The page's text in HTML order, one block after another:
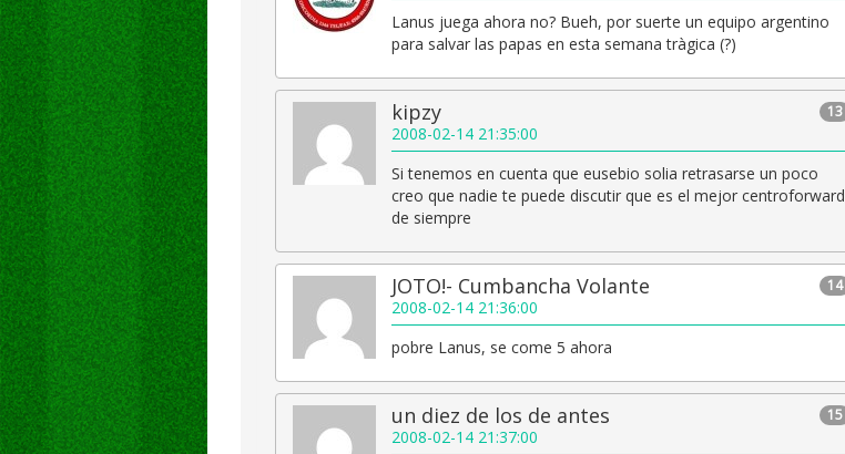
Lanus juega ahora no? Bueh, por suerte un equipo argentino
para salvar las papas en esta semana tràgica (?)
13
kipzy
2008-02-14 21:35:00
Si tenemos en cuenta que eusebio solia retrasarse un poco
creo que nadie te puede discutir que es el mejor centroforward
de siempre
14
JOTO!- Cumbancha Volante
2008-02-14 21:36:00
pobre Lanus, se come 5 ahora
15
un diez de los de antes
2008-02-14 21:37:00